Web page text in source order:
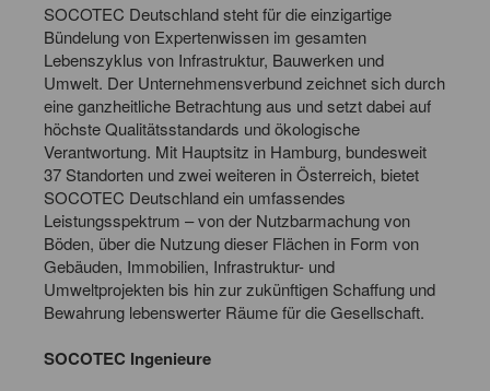
SOCOTEC Deutschland steht für die einzigartige
Bündelung von Expertenwissen im gesamten
Lebenszyklus von Infrastruktur, Bauwerken und
Umwelt. Der Unternehmensverbund zeichnet sich durch
eine ganzheitliche Betrachtung aus und setzt dabei auf
höchste Qualitätsstandards und ökologische
Verantwortung. Mit Hauptsitz in Hamburg, bundesweit
37 Standorten und zwei weiteren in Österreich, bietet
SOCOTEC Deutschland ein umfassendes
Leistungsspektrum – von der Nutzbarmachung von
Böden, über die Nutzung dieser Flächen in Form von
Gebäuden, Immobilien, Infrastruktur- und
Umweltprojekten bis hin zur zukünftigen Schaffung und
Bewahrung lebenswerter Räume für die Gesellschaft.
SOCOTEC Ingenieure